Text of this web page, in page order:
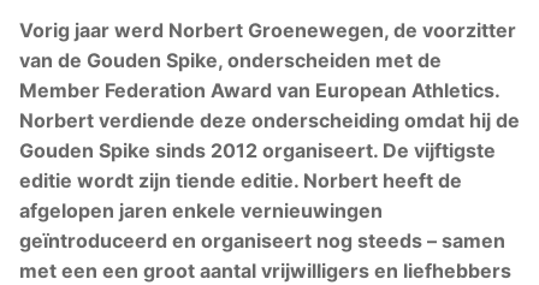
Vorig jaar werd Norbert Groenewegen, de voorzitter
van de Gouden Spike, onderscheiden met de
Member Federation Award van European Athletics.
Norbert verdiende deze onderscheiding omdat hij de
Gouden Spike sinds 2012 organiseert. De vijftigste
editie wordt zijn tiende editie. Norbert heeft de
afgelopen jaren enkele vernieuwingen
geïntroduceerd en organiseert nog steeds – samen
met een een groot aantal vrijwilligers en liefhebbers